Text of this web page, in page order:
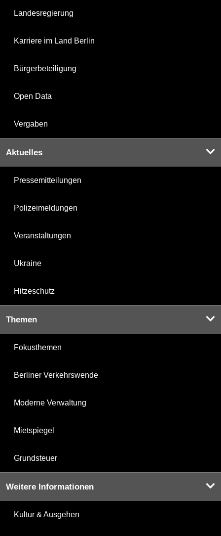
Landesregierung
Karriere im Land Berlin
Bürgerbeteiligung
Open Data
Vergaben
Aktuelles
Pressemitteilungen
Polizeimeldungen
Veranstaltungen
Ukraine
Hitzeschutz
Themen
Fokusthemen
Berliner Verkehrswende
Moderne Verwaltung
Mietspiegel
Grundsteuer
Weitere Informationen
Kultur & Ausgehen